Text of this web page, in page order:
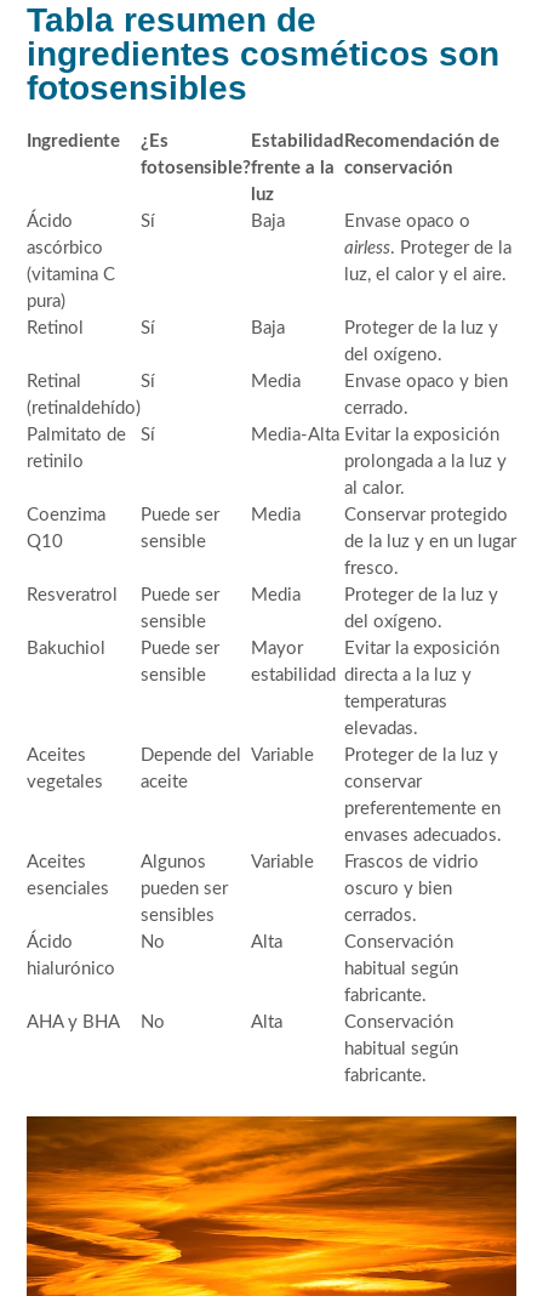
Tabla resumen de
ingredientes cosméticos son
fotosensibles
Ingrediente
¿Es
fotosensible?
Estabilidad
frente a la
luz
Recomendación de
conservación
Ácido
ascórbico
(vitamina C
pura)
Sí Baja
Envase opaco o
airless. Proteger de la
luz, el calor y el aire.
Retinol Sí Baja
Proteger de la luz y
del oxígeno.
Retinal
(retinaldehído)
Sí Media
Envase opaco y bien
cerrado.
Palmitato de
retinilo
Sí Media-Alta Evitar la exposición
prolongada a la luz y
al calor.
Coenzima
Q10
Puede ser
sensible
Media
Conservar protegido
de la luz y en un lugar
fresco.
Resveratrol
Puede ser
sensible
Media
Proteger de la luz y
del oxígeno.
Bakuchiol
Puede ser
sensible
Mayor
estabilidad
Evitar la exposición
directa a la luz y
temperaturas
elevadas.
Aceites
vegetales
Depende del
aceite
Variable
Proteger de la luz y
conservar
preferentemente en
envases adecuados.
Aceites
esenciales
Algunos
pueden ser
sensibles
Variable
Frascos de vidrio
oscuro y bien
cerrados.
Ácido
hialurónico
No Alta
Conservación
habitual según
fabricante.
AHA y BHA
No Alta
Conservación
habitual según
fabricante.